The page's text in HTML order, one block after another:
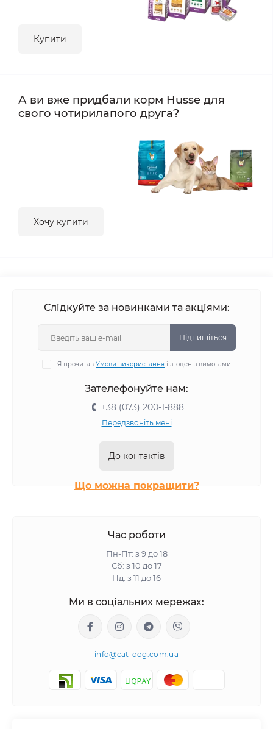
Купити
А ви вже придбали корм Husse для
свого чотирилапого друга?
Хочу купити
Слідкуйте за новинками та акціями:
Підпишіться
Я прочитав Умови використання і згоден з вимогами
Зателефонуйте нам:
+38 (073) 200-1-888
Передзвоніть мені
До контактів
Що можна покращити?
Час роботи
Пн-Пт: з 9 до 18
Сб: з 10 до 17
Нд: з 11 до 16
Ми в соціальних мережах:
info@cat-dog.com.ua